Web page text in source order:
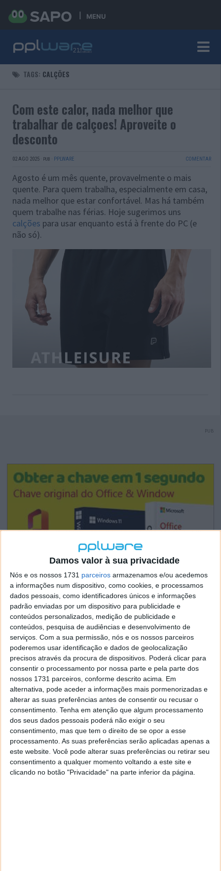
Damos valor à sua privacidade
Nós e os nossos 1731 parceiros armazenamos e/ou acedemos
a informações num dispositivo, como cookies, e processamos
dados pessoais, como identificadores únicos e informações
padrão enviadas por um dispositivo para publicidade e
conteúdos personalizados, medição de publicidade e
conteúdos, pesquisa de audiências e desenvolvimento de
serviços. Com a sua permissão, nós e os nossos parceiros
poderemos usar identificação e dados de geolocalização
precisos através da procura de dispositivos. Poderá clicar para
consentir o processamento por nossa parte e pela parte dos
nossos 1731 parceiros, conforme descrito acima. Em
alternativa, pode aceder a informações mais pormenorizadas e
alterar as suas preferências antes de consentir ou recusar o
consentimento. Tenha em atenção que algum processamento
dos seus dados pessoais poderá não exigir o seu
consentimento, mas que tem o direito de se opor a esse
processamento. As suas preferências serão aplicadas apenas a
este website. Você pode alterar suas preferências ou retirar seu
consentimento a qualquer momento voltando a este site e
clicando no botão "Privacidade" na parte inferior da página.
MENU
TAGS: CALÇÕES
Com este calor, nada melhor que
trabalhar de calçoes! Aproveite o
desconto
02 AGO 2025 · PUB · PPLWARE COMENTAR
Agosto é um mês quente, provavelmente o mais
quente. Para quem trabalha, especialmente em casa,
nada melhor que estar confortável. Mas há também
quem trabalhe nas férias. Hoje sugerimos uns
calções para usar enquanto está à frente do PC (e
não só).
PUB